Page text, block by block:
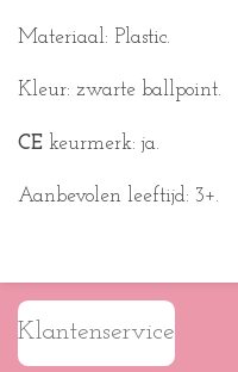
Materiaal: Plastic.
Kleur: zwarte ballpoint.
CE keurmerk: ja.
Aanbevolen leeftijd: 3+.
Klantenservice